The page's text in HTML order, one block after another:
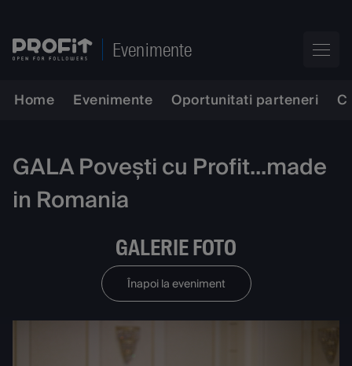
Evenimente
Home Evenimente Oportunitati parteneri
GALA Povești cu Profit...made
in Romania
GALERIE FOTO
Înapoi la eveniment